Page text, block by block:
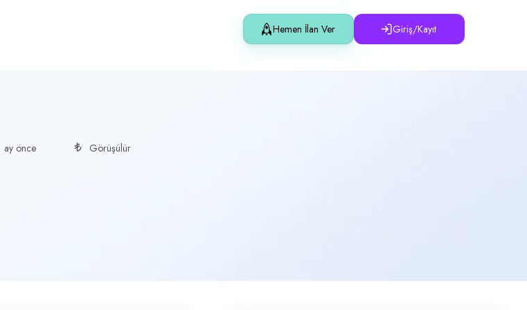
Hemen İlan Ver Giriş/Kayıt
ay önce Görüşülür